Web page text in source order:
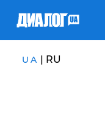
UA | RU